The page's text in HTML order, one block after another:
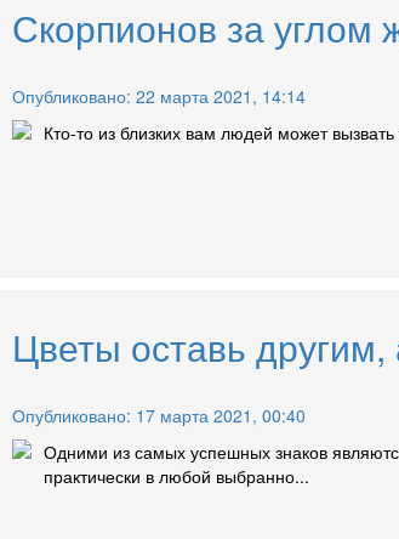
Скорпионов за углом
Опубликовано: 22 марта 2021, 14:14
Кто-то из близких вам людей может
Цветы оставь
Опубликовано: 17 марта 2021, 00:40
Одними из самых успешных знаков
практически в любой выбранно...